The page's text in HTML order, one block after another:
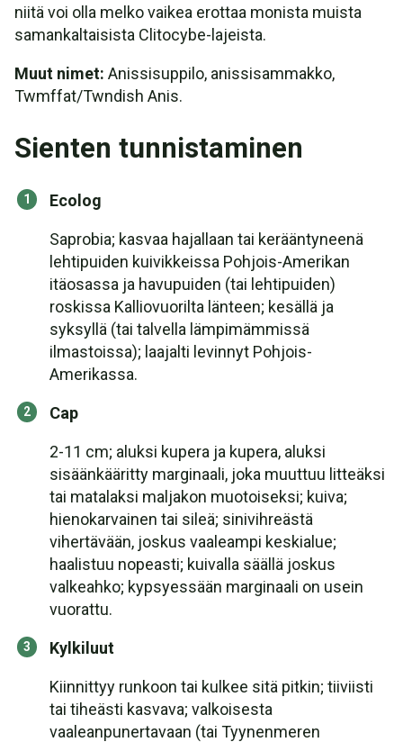
niitä voi olla melko vaikea erottaa monista muista
samankaltaisista Clitocybe-lajeista.
Muut nimet: Anissisuppilo, anissisammakko,
Twmffat/Twndish Anis.
Sienten tunnistaminen
Ecolog
Saprobia; kasvaa hajallaan tai kerääntyneenä
lehtipuiden kuivikkeissa Pohjois-Amerikan
itäosassa ja havupuiden (tai lehtipuiden)
roskissa Kalliovuorilta länteen; kesällä ja
syksyllä (tai talvella lämpimämmissä
ilmastoissa); laajalti levinnyt Pohjois-
Amerikassa.
Cap
2-11 cm; aluksi kupera ja kupera, aluksi
sisäänkääritty marginaali, joka muuttuu litteäksi
tai matalaksi maljakon muotoiseksi; kuiva;
hienokarvainen tai sileä; sinivihreästä
vihertävään, joskus vaaleampi keskialue;
haalistuu nopeasti; kuivalla säällä joskus
valkeahko; kypsyessään marginaali on usein
vuorattu.
Kylkiluut
Kiinnittyy runkoon tai kulkee sitä pitkin; tiiviisti
tai tiheästi kasvava; valkoisesta
vaaleanpunertavaan (tai Tyynenmeren